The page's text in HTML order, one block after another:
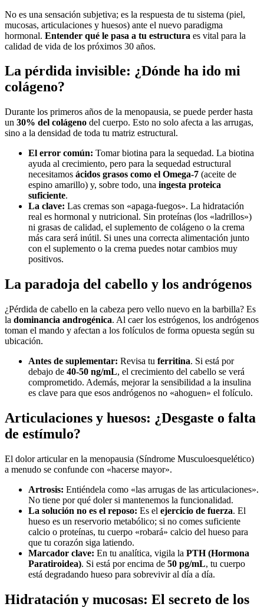
No es una sensación subjetiva; es la respuesta de tu sistema (piel,
mucosas, articulaciones y huesos) ante el nuevo paradigma
hormonal. Entender qué le pasa a tu estructura es vital para la
calidad de vida de los próximos 30 años.
La pérdida invisible: ¿Dónde ha ido mi
colágeno?
Durante los primeros años de la menopausia, se puede perder hasta
un 30% del colágeno del cuerpo. Esto no solo afecta a las arrugas,
sino a la densidad de toda tu matriz estructural.
El error común: Tomar biotina para la sequedad. La biotina
ayuda al crecimiento, pero para la sequedad estructural
necesitamos ácidos grasos como el Omega-7 (aceite de
espino amarillo) y, sobre todo, una ingesta proteica
suficiente.
La clave: Las cremas son «apaga-fuegos». La hidratación
real es hormonal y nutricional. Sin proteínas (los «ladrillos»)
ni grasas de calidad, el suplemento de colágeno o la crema
más cara será inútil. Si unes una correcta alimentación junto
con el suplemento o la crema puedes notar cambios muy
positivos.
La paradoja del cabello y los andrógenos
¿Pérdida de cabello en la cabeza pero vello nuevo en la barbilla? Es
la dominancia androgénica. Al caer los estrógenos, los andrógenos
toman el mando y afectan a los folículos de forma opuesta según su
ubicación.
Antes de suplementar: Revisa tu ferritina. Si está por
debajo de 40-50 ng/mL, el crecimiento del cabello se verá
comprometido. Además, mejorar la sensibilidad a la insulina
es clave para que esos andrógenos no «ahoguen» el folículo.
Articulaciones y huesos: ¿Desgaste o falta
de estímulo?
El dolor articular en la menopausia (Síndrome Musculoesquelético)
a menudo se confunde con «hacerse mayor».
Artrosis: Entiéndela como «las arrugas de las articulaciones».
No tiene por qué doler si mantenemos la funcionalidad.
La solución no es el reposo: Es el ejercicio de fuerza. El
hueso es un reservorio metabólico; si no comes suficiente
calcio o proteínas, tu cuerpo «robará» calcio del hueso para
que tu corazón siga latiendo.
Marcador clave: En tu analítica, vigila la PTH (Hormona
Paratiroidea). Si está por encima de 50 pg/mL, tu cuerpo
está degradando hueso para sobrevivir al día a día.
Hidratación y mucosas: El secreto de los